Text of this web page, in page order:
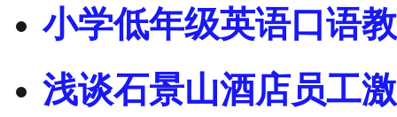
小学低年级英语口语
浅谈石景山酒店员工